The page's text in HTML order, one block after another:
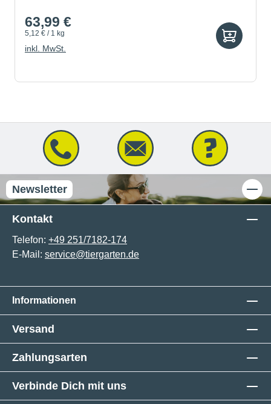
63,99 €
5,12 € / 1 kg
inkl. MwSt.
Newsletter
Kontakt
Telefon: +49 251/7182-174
E-Mail: service@tiergarten.de
Informationen
Versand
Zahlungsarten
Verbinde Dich mit uns